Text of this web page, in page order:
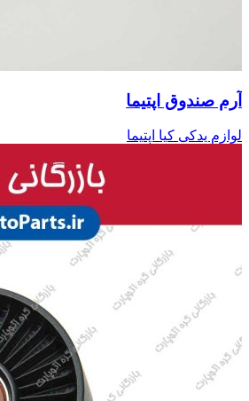
آرم صندوق اپتیما
لوازم یدکی کیا اپتیما